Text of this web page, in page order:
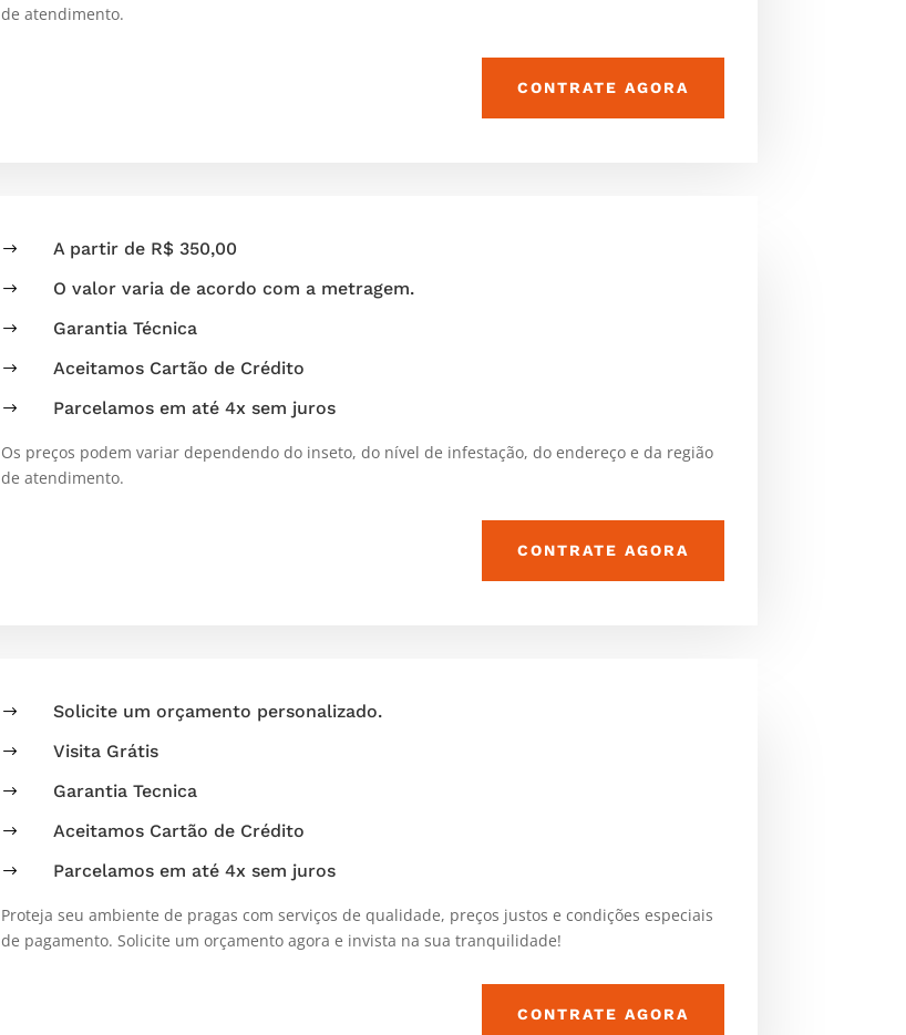
de atendimento.
CONTRATE AGORA
$ A partir de R$ 350,00
$ O valor varia de acordo com a metragem.
$ Garantia Técnica
$ Aceitamos Cartão de Crédito
$ Parcelamos em até 4x sem juros
Os preços podem variar dependendo do inseto, do nível de infestação, do endereço e da região
de atendimento.
CONTRATE AGORA
$ Solicite um orçamento personalizado.
$ Visita Grátis
$ Garantia Tecnica
$ Aceitamos Cartão de Crédito
$ Parcelamos em até 4x sem juros
Proteja seu ambiente de pragas com serviços de qualidade, preços justos e condições especiais
de pagamento. Solicite um orçamento agora e invista na sua tranquilidade!
CONTRATE AGORA